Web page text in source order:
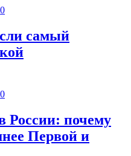
0
самый
0
России: почему
Первой и